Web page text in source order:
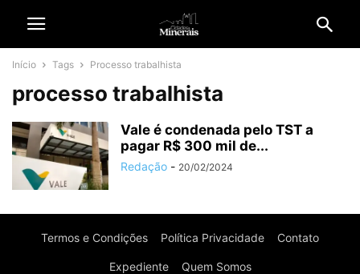
Início Tags Processo trabalhista
processo trabalhista
Vale é condenada pelo TST a
pagar R$ 300 mil de...
Redação - 20/02/2024
Termos e Condições Política Privacidade Contato
Expediente Quem Somos